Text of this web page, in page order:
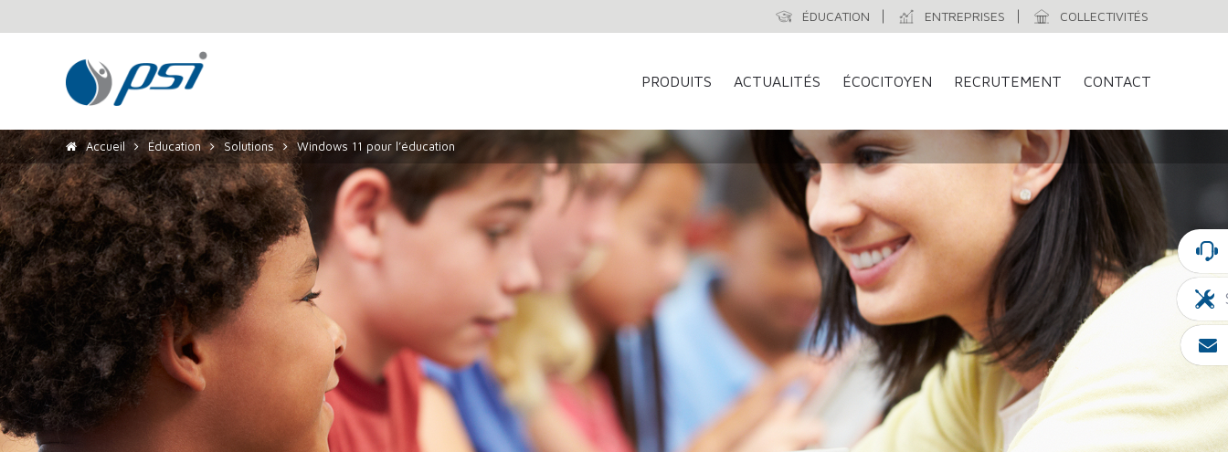
ÉDUCATION ENTREPRISES COLLECTIVITÉS
PRODUITS ACTUALITÉS ÉCOCITOYEN RECRUTEMENT CONTACT
Accueil Éducation Solutions Windows 11 pour l’éducation